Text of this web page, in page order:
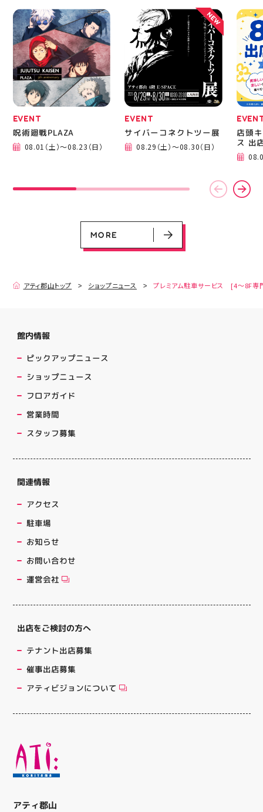
EVENT
EVENT
EVENT
08.01（土）～08.31（月）
EVENT
05.21（木）～09.27（日）
CAMPAIGN
CAMPAIGN
ます️ スポーツナビゲー
ター一同当お待ちしてお
ります✧⁠◝⁠(⁠⁰⁠▿⁠⁰⁠)⁠◜⁠✧ #ゼビ
オ #アティ郡山
ジュ 気になる方はDMま
たは店頭でお気軽にお問
い合わせください 写真
を横にスワイプして、完
成までの様子も見てね #
ピアネージュ #ミシン教
室 #ソーイング教室 #ミ
シン初心者 #ハンドメイ
ド 手作り 洋裁 ソーイン
グ 郡山市 郡山 福島県
手作りのある暮らし
EVENT
呪術廻戦PLAZA
08.01（土）～08.23（日）
EVENT
サイバーコネクトツー展
08.29（土）～08.30（日）
NEW
店頭
ス 出
MORE
アティ郡山トップ ショップニュース プレミアム駐車サービス [4～8F専
アティ郡山
館内情報
ピックアップニュース
ショップニュース
フロアガイド
営業時間
スタッフ募集
関連情報
アクセス
駐車場
お知らせ
お問い合わせ
運営会社
出店をご検討の方へ
テナント出店募集
催事出店募集
アティビジョンについて